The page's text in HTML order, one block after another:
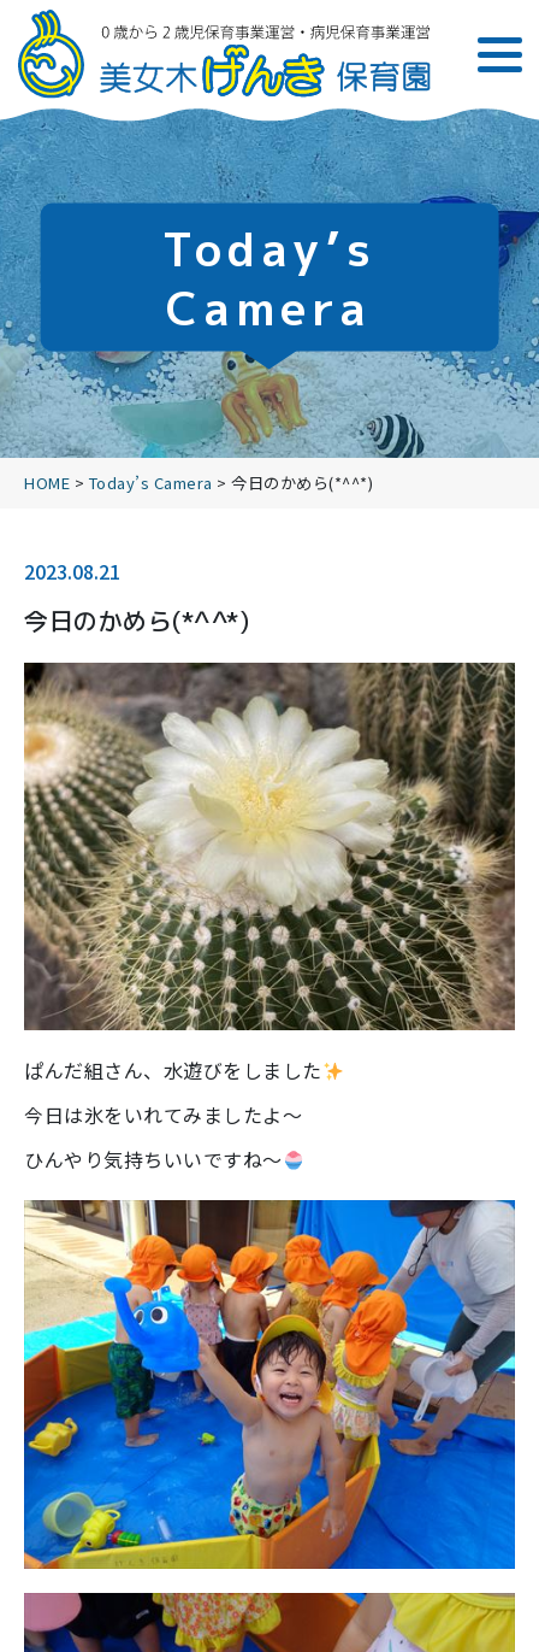
Today’s
Camera
HOME > Today’s Camera > 今日のかめら(*^^*)
2023.08.21
今日のかめら(*^^*)
ぱんだ組さん、水遊びをしました
今日は氷をいれてみましたよ～
ひんやり気持ちいいですね～